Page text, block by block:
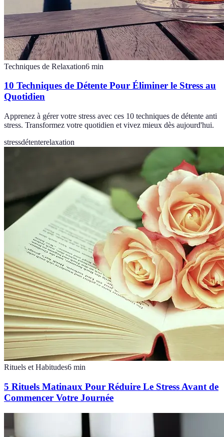
Techniques de Relaxation6 min
10 Techniques de Détente Pour Éliminer le Stress au
Quotidien
Apprenez à gérer votre stress avec ces 10 techniques de détente anti
stress. Transformez votre quotidien et vivez mieux dès aujourd'hui.
stressdétenterelaxation
Rituels et Habitudes6 min
5 Rituels Matinaux Pour Réduire Le Stress Avant de
Commencer Votre Journée